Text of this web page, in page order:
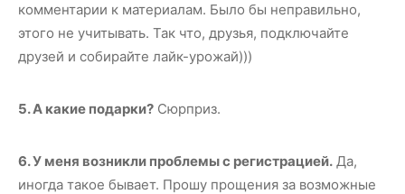
комментарии к материалам. Было бы неправильно,
этого не учитывать. Так что, друзья, подключайте
друзей и собирайте лайк-урожай)))
5. А какие подарки? Сюрприз.
6. У меня возникли проблемы с регистрацией. Да,
иногда такое бывает. Прошу прощения за возможные